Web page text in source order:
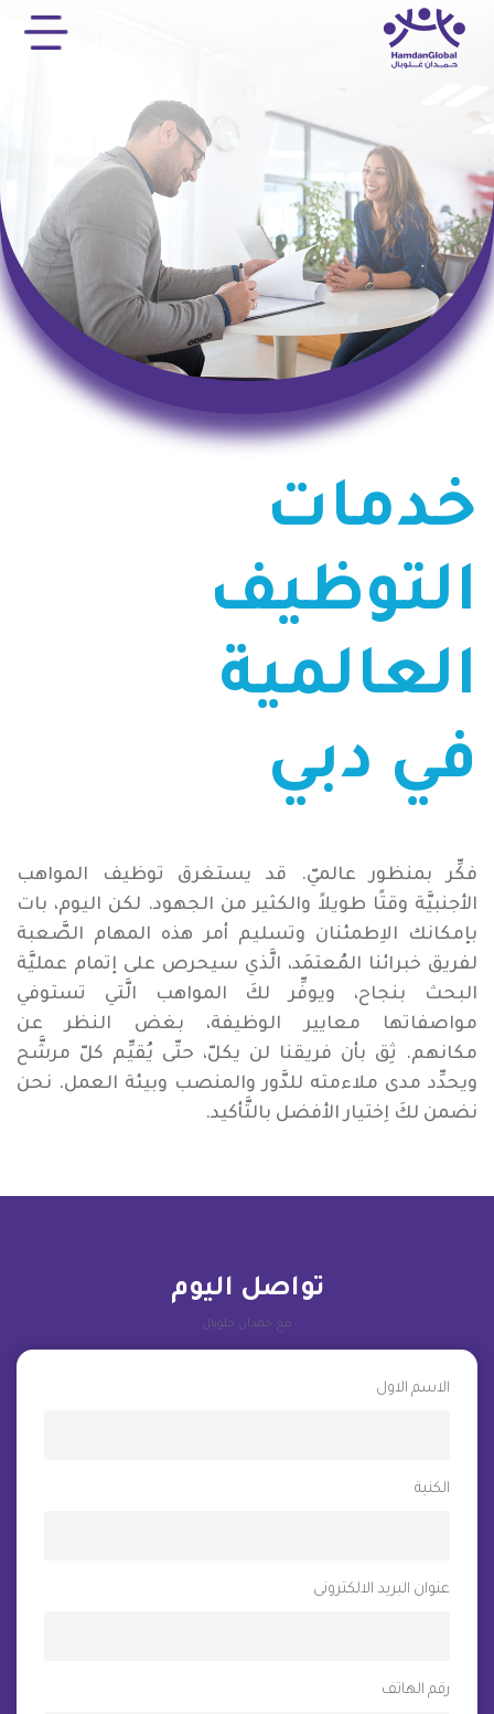
خدمات
التوظيف
العالمية
في دبي
فكِّر بمنظور عالميّ. قد يستغرق توظيف المواهب
الأجنبيَّة وقتًا طويلاً والكثير من الجهود. لكن اليوم، بات
بإمكانك الاِطمئنان وتسليم أمر هذه المهام الصَّعبة
لفريق خبرائنا المُعتمَد، الَّذي سيحرص على إتمام عمليَّة
البحث بنجاح، ويوفِّر لكَ المواهب الَّتي تستوفي
مواصفاتها معايير الوظيفة، بغض النظر عن
مكانهم. ثِق بأن فريقنا لن يكلّ، حتّى يُقيِّم كلّ مرشَّح
ويحدِّد مدى ملاءمته للدَّور والمنصب وبيئة العمل. نحن
نضمن لكَ اِختيار الأفضل بالتَّأكيد.
تواصل اليوم
مع حمدان جلوبال
الاسم الاول
الكنية
عنوان البريد الالكترونى
رقم الهاتف